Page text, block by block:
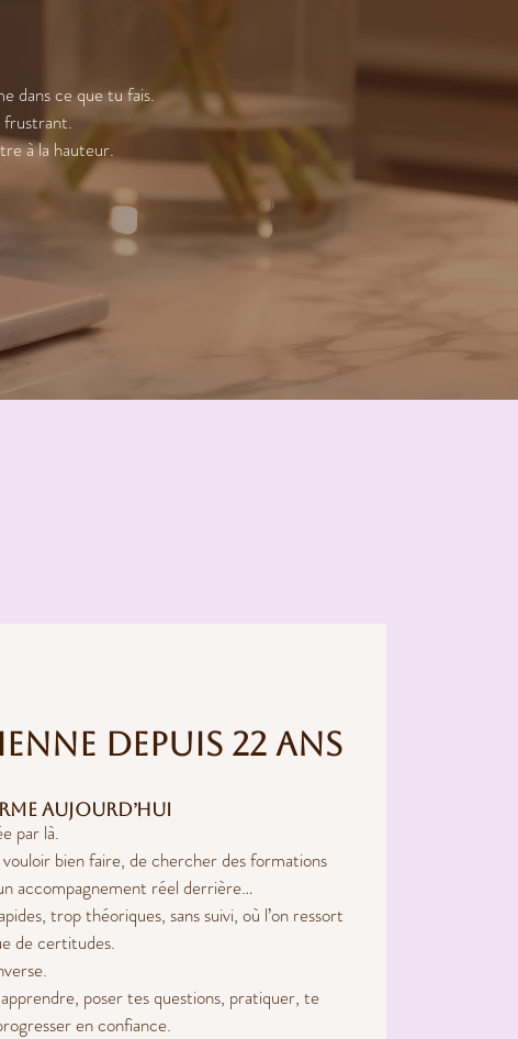
dans ce que tu fais.
frustrant.
à la hauteur.
depuis 22 ans
aujourd’hui
par là.
vouloir bien faire, de chercher des formations
accompagnement réel derrière…
trop théoriques, sans suivi, où l’on ressort
de certitudes.
poser tes questions, pratiquer, te
en confiance.